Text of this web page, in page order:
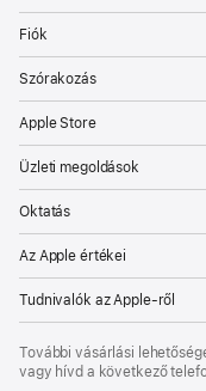
Fiók
Szórakozás
Apple Store
Üzleti megoldások
Oktatás
Az Apple értékei
Tudnivalók az Apple-ről
További vásárlási
vagy hívd a következő